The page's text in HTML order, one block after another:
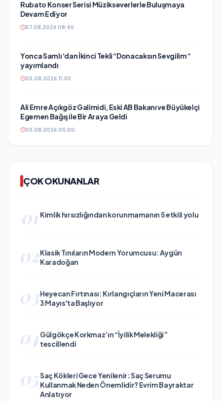
Rubato Konser Serisi Müzikseverlerle Buluşmaya
Devam Ediyor
07.08.2026 08:45
Yonca Samlı ‘dan İkinci Tekli “Donacaksın Sevgilim “
yayımlandı
05.08.2026 11:30
Ali Emre Açıkgöz Galimidi, Eski AB Bakanı ve Büyükelçi
Egemen Bağış ile Bir Araya Geldi
05.08.2026 05:00
ÇOK OKUNANLAR
01 Kimlik hırsızlığından korunmamanın 5 etkili yolu
02Klasik Tınıların Modern Yorumcusu: Aygün
Karadoğan
03Heyecan Fırtınası: Kırlangıçların Yeni Macerası
3 Mayıs'ta Başlıyor
04Gülgökçe Korkmaz’ın “İyilik Melekliği”
tescillendi
05Saç Kökleri Gece Yenilenir: Saç Serumu
Kullanmak Neden Önemlidir? Evrim Bayraktar
Anlatıyor